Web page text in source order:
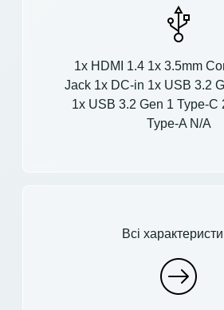
1x HDMI 1.4 1x 3.5mm
Jack 1x DC-in 1x USB 3.2
1x USB 3.2 Gen 1 Type-C
Type-A N/A
Всі